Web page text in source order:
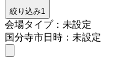
絞り込み1
会場タイプ：未設定
国分寺市日時：未設定